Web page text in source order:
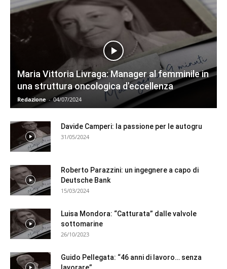
Maria Vittoria Livraga: Manager al femminile in
una struttura oncologica d’eccellenza
Redazione - 04/07/2024
Davide Camperi: la passione per le autogru
31/05/2024
Roberto Parazzini: un ingegnere a capo di
Deutsche Bank
15/03/2024
Luisa Mondora: “Catturata” dalle valvole
sottomarine
26/10/2023
Guido Pellegata: “46 anni di lavoro… senza